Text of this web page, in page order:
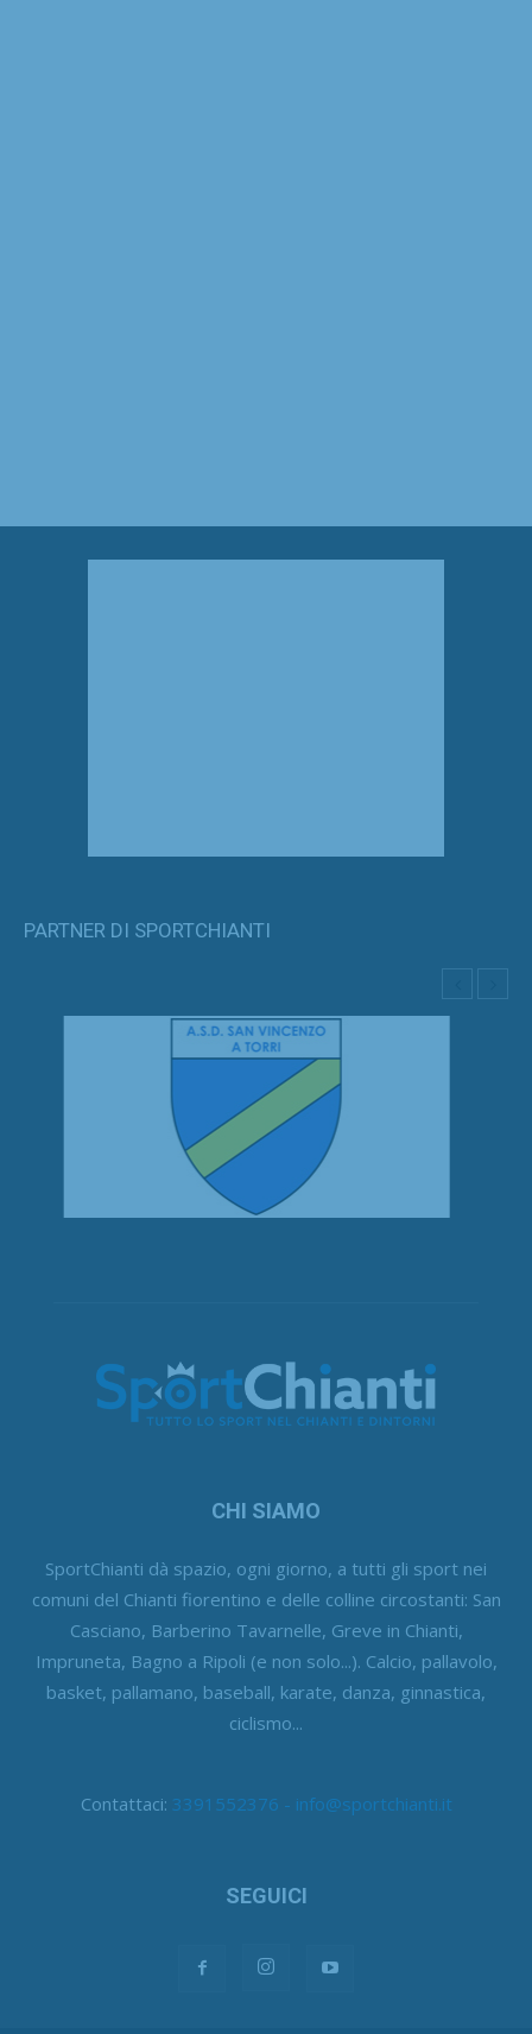
PARTNER DI SPORTCHIANTI
CHI SIAMO
SportChianti dà spazio, ogni giorno, a tutti gli sport nei
comuni del Chianti fiorentino e delle colline circostanti: San
Casciano, Barberino Tavarnelle, Greve in Chianti,
Impruneta, Bagno a Ripoli (e non solo...). Calcio, pallavolo,
basket, pallamano, baseball, karate, danza, ginnastica,
ciclismo...
Contattaci: 3391552376 - info@sportchianti.it
SEGUICI